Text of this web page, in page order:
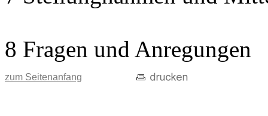
8 Fragen und Anregungen
zum Seitenanfang